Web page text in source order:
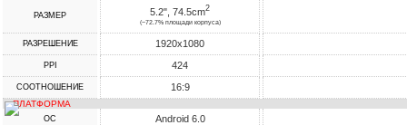
РАЗМЕР 5.2", 74.5cm2
(~72.7% площади корпуса)
РАЗРЕШЕНИЕ 1920x1080
PPI 424
СООТНОШЕНИЕ 16:9
ПЛАТФОРМА
ОС Android 6.0